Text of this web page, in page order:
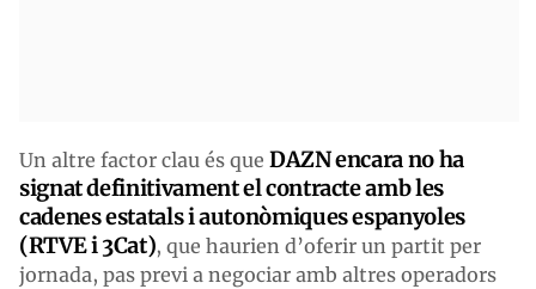
Un altre factor clau és que DAZN encara no ha
signat definitivament el contracte amb les
cadenes estatals i autonòmiques espanyoles
(RTVE i 3Cat), que haurien d’oferir un partit per
jornada, pas previ a negociar amb altres operadors